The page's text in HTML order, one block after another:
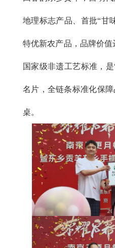
地理标志产品、首批“甘
特优新农产品，品牌价值
国家级非遗工艺标准，
名片，全链条标准化保
桌。